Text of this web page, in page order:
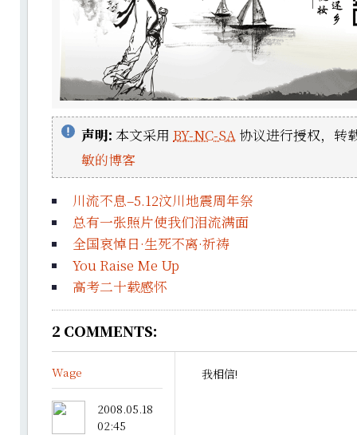
声明: 本文采用 BY-NC-SA 协议进行授权，转
敏的博客
川流不息–5.12汶川地震周年祭
总有一张照片使我们泪流满面
全国哀悼日·生死不离·祈祷
You Raise Me Up
高考二十载感怀
2COMMENTS:
我相信!
Wage
2008.05.18
02:45